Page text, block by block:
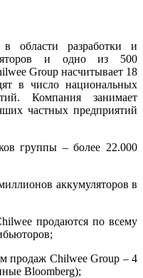
области разработки и
и одно из 500
Group насчитывает 18
в число национальных
Компания занимает
частных предприятий
группы – более 22.000
аккумуляторов в
продаются по всему
продаж Chilwee Group – 4
Bloomberg);